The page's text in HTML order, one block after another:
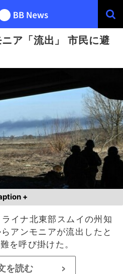
ア「流出」 市民に避
+
イナ北東部スムイの州知
アンモニアが流出したと
を呼び掛けた。
を読む >